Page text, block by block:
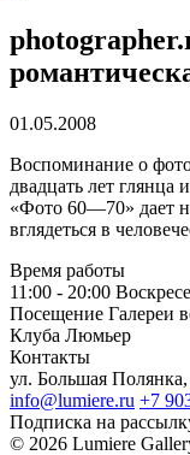
01.05.2008
Воспоминание о
двадцать лет
«Фото 60—70» дает
вглядеться в
Время работы
11:00 - 20:00
Посещение Галереи
Клуба Люмьер
Контакты
ул. Большая
info@lumiere.ru +7
Подписка на
© 2026 Lumiere